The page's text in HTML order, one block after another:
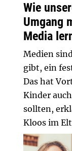
Wie
Umgang
Media
Medien
gibt, ein
Das hat
Kinder
sollten,
Kloos im